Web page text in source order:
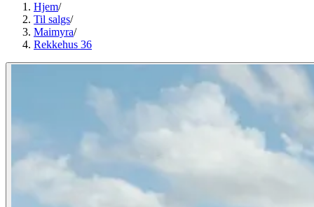
Hjem/
Til salgs/
Maimyra/
Rekkehus 36